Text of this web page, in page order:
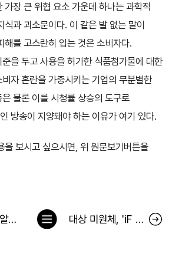
가장 큰 위협 요소 가운데 하나는 과학적
식과 괴소문이다. 이 같은 발 없는 말이
해를 고스란히 입는 것은 소비자다.
을 두고 사용을 허가한 식품첨가물에 대한
자 혼란을 가중시키는 기업의 무분별한
물론 이를 시청률 상승의 도구로
방송이 지양돼야 하는 이유가 여기 있다.
을 보시고 싶으시면, 위 원문보기버튼을
[식품첨가물 알고 먹자] <2>아질산나트륨·L- 글루탐산나트륨 대상 미원체, 'iF 디자인 어워드 2023' 커뮤니케이션 부문 수상
목